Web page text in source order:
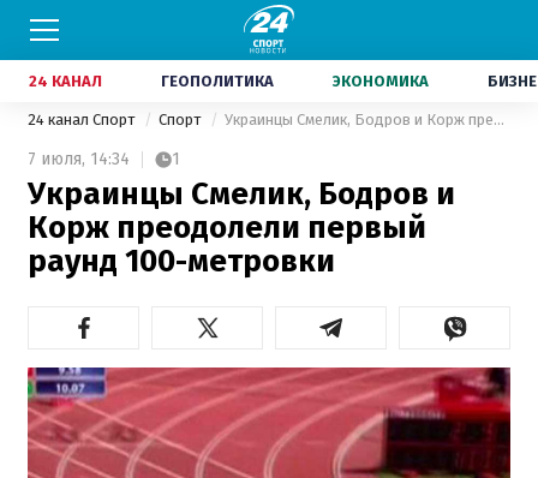
24 КАНАЛ ГЕОПОЛИТИКА ЭКОНОМИКА
24 канал Спорт Спорт Украинцы Смелик, Бодров и Корж преодолели первый раунд 100-метровки
7 июля, 14:34 1
Украинцы Смелик, Бодров и
Корж преодолели первый
раунд 100-метровки